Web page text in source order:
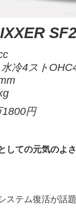
冷4スト
円
しての元気のよ
ステム復活が話